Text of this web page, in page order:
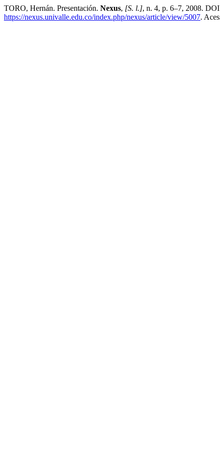
TORO, Hernán. Presentación. Nexus, [S. l.], n. 4, p. 6–7, 2008.
https://nexus.univalle.edu.co/index.php/nexus/article/view/5007.